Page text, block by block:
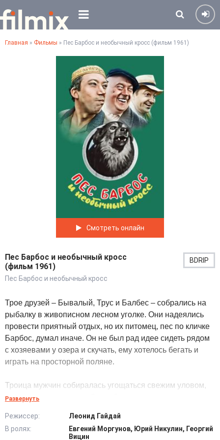
Главная » Фильмы » Пес Барбос и необычный кросс (фильм 1961)
Смотреть онлайн
Пес Барбос и необычный кросс
(фильм 1961)
Пес Барбос и необычный кросс
BDRIP
Трое друзей – Бывалый, Трус и Балбес – собрались на
рыбалку в живописном лесном уголке. Они надеялись
провести приятный отдых, но их питомец, пес по кличке
Барбос, думал иначе. Он не был рад идее сидеть рядом
с хозяевами у озера и скучать, ему хотелось бегать и
играть на просторной поляне.
Троица мужчин собиралась угощаться свежим уловом,
но не хотела ждать, чтобы рыбки попались на крючок.
динамитом, решили быстро заработать на рыбалке.
Однако их планы не сбылись из-за прибытия
Развернуть
Режиссер:
Леонид Гайдай
В ролях:
Евгений Моргунов, Юрий Никулин, Георгий
Вицин